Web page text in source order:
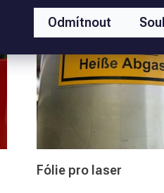
Odmítnout
Fólie pro laser